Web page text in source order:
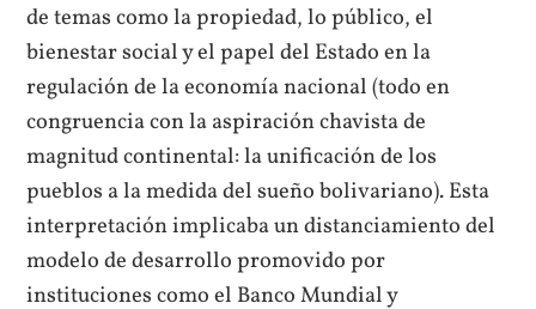
de temas como la propiedad, lo público, el
bienestar social y el papel del Estado en la
regulación de la economía nacional (todo en
congruencia con la aspiración chavista de
magnitud continental: la unificación de los
pueblos a la medida del sueño bolivariano). Esta
interpretación implicaba un distanciamiento del
modelo de desarrollo promovido por
instituciones como el Banco Mundial y